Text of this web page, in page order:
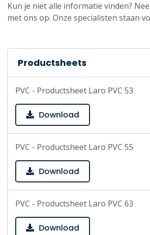
Kun je niet alle informatie vinden?
met ons op. Onze specialisten staan
Productsheets
PVC - Productsheet Laro PVC 53
Download
PVC - Productsheet Laro PVC 55
Download
PVC - Productsheet Laro PVC 63
Download